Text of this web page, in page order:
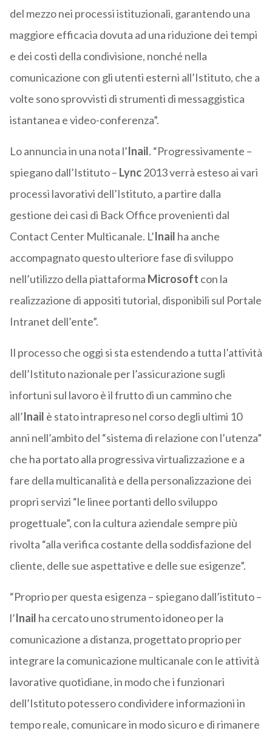
del mezzo nei processi istituzionali, garantendo una
maggiore efficacia dovuta ad una riduzione dei tempi
e dei costi della condivisione, nonché nella
comunicazione con gli utenti esterni all’Istituto, che a
volte sono sprovvisti di strumenti di messaggistica
istantanea e video-conferenza”.
Lo annuncia in una nota l’Inail. “Progressivamente –
spiegano dall’Istituto – Lync2013 verrà esteso ai vari
processi lavorativi dell’Istituto, a partire dalla
gestione dei casi di Back Office provenienti dal
Contact Center Multicanale. L’Inail ha anche
accompagnato questo ulteriore fase di sviluppo
nell’utilizzo della piattaforma Microsoft con la
realizzazione di appositi tutorial, disponibili sul Portale
Intranet dell’ente”.
Il processo che oggi si sta estendendo a tutta l’attività
dell’Istituto nazionale per l’assicurazione sugli
infortuni sul lavoro è il frutto di un cammino che
all’Inail è stato intrapreso nel corso degli ultimi 10
anni nell’ambito del “sistema di relazione con l’utenza”
che ha portato alla progressiva virtualizzazione e a
fare della multicanalità e della personalizzazione dei
propri servizi “le linee portanti dello sviluppo
progettuale”, con la cultura aziendale sempre più
rivolta “alla verifica costante della soddisfazione del
cliente, delle sue aspettative e delle sue esigenze”.
“Proprio per questa esigenza – spiegano dall’istituto –
l’Inail ha cercato uno strumento idoneo per la
comunicazione a distanza, progettato proprio per
integrare la comunicazione multicanale con le attività
lavorative quotidiane, in modo che i funzionari
dell’Istituto potessero condividere informazioni in
tempo reale, comunicare in modo sicuro e di rimanere